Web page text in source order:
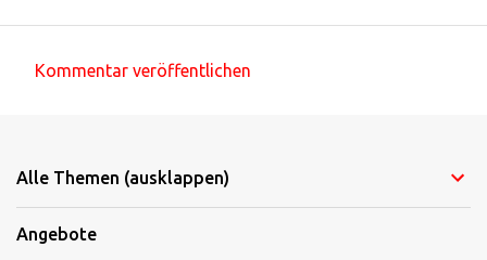
m
n
Kommentar veröffentlichen
Alle Themen (ausklappen)
Angebote